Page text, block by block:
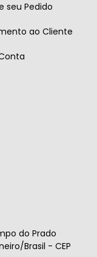
seu Pedido
ao Cliente
do Prado
Brasil - CEP